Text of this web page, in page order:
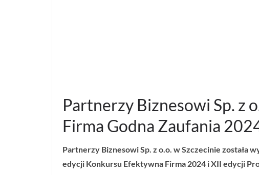
Partnerzy Biznesowi Sp. z
Firma Godna Zaufania
Partnerzy Biznesowi Sp. z o.o. w Szczecinie została
edycji Konkursu Efektywna Firma 2024 i XII edycji